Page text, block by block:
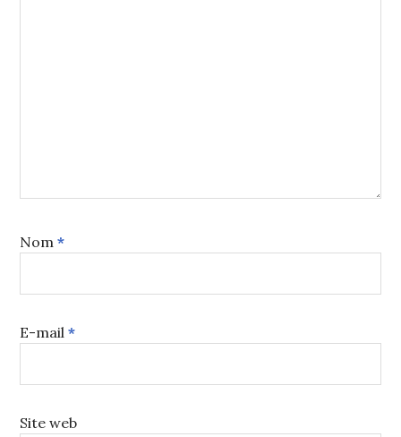
Nom*
E-mail*
Site web